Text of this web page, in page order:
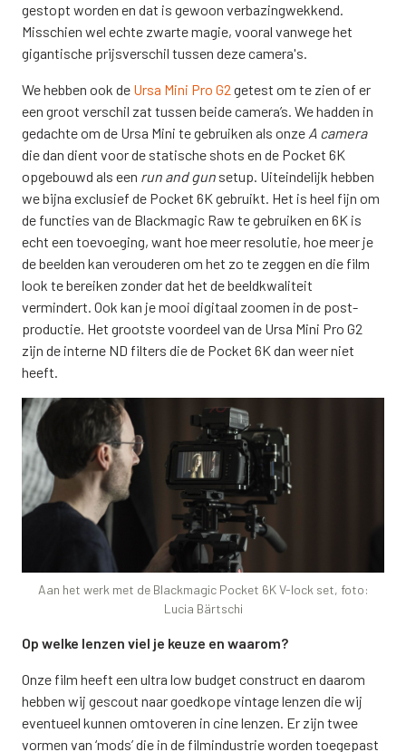
gestopt worden en dat is gewoon verbazingwekkend.
Misschien wel echte zwarte magie, vooral vanwege het
gigantische prijsverschil tussen deze camera's.
We hebben ook de Ursa Mini Pro G2 getest om te zien of er
een groot verschil zat tussen beide camera’s. We hadden in
gedachte om de Ursa Mini te gebruiken als onze A camera
die dan dient voor de statische shots en de Pocket 6K
opgebouwd als een run and gun setup. Uiteindelijk hebben
we bijna exclusief de Pocket 6K gebruikt. Het is heel fijn om
de functies van de Blackmagic Raw te gebruiken en 6K is
echt een toevoeging, want hoe meer resolutie, hoe meer je
de beelden kan verouderen om het zo te zeggen en die film
look te bereiken zonder dat het de beeldkwaliteit
vermindert. Ook kan je mooi digitaal zoomen in de post-
productie. Het grootste voordeel van de Ursa Mini Pro G2
zijn de interne ND filters die de Pocket 6K dan weer niet
heeft.
Aan het werk met de Blackmagic Pocket 6K V-lock set, foto:
Lucia Bärtschi
Op welke lenzen viel je keuze en waarom?
Onze film heeft een ultra low budget construct en daarom
hebben wij gescout naar goedkope vintage lenzen die wij
eventueel kunnen omtoveren in cine lenzen. Er zijn twee
vormen van ‘mods’ die in de filmindustrie worden toegepast